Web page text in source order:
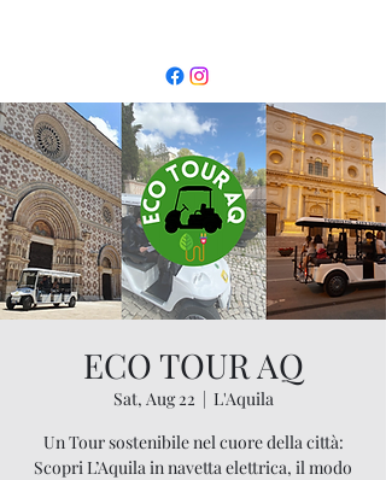
ECO TOUR AQ
Sat, Aug 22
  |
L'Aquila
Un Tour sostenibile nel cuore della città:
Scopri L’Aquila in navetta elettrica, il modo